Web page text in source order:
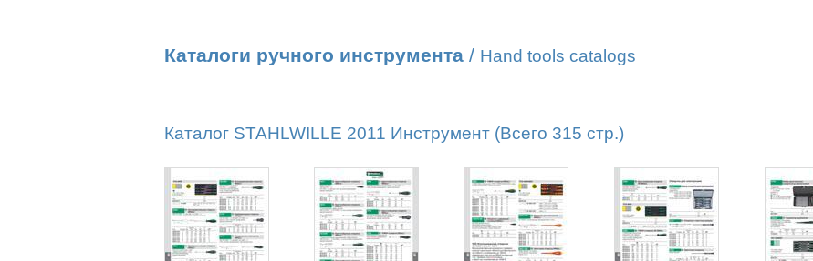
Каталоги ручного инструмента / Hand tools catalogs
Каталог STAHLWILLE 2011 Инструмент (Всего 315 стр.)